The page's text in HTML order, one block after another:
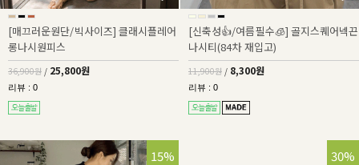
[매끄러운원단/빅사이즈] 클래시플레어
롱나시원피스
36,900원 / 25,800원
리뷰 : 0
[신축성👍/여름필수🧊] 골지스퀘어넥끈
나시티(84차 재입고)
11,900원 / 8,300원
리뷰 : 0
25%
15% 30%